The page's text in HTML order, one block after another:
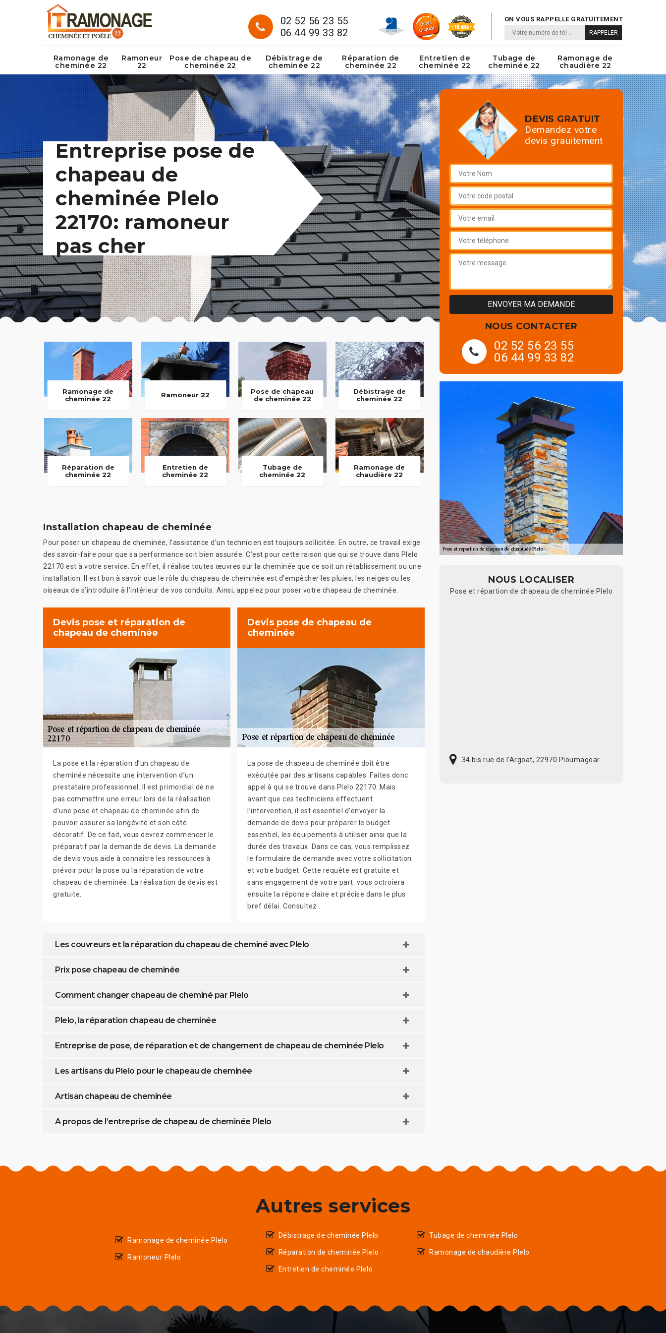
02 52 56 23 55
06 44 99 33 82
ON VOUS RAPPELLE GRATUITEMENT
Ramonage de
cheminée 22
Ramoneur
22
Pose de chapeau de
cheminée 22
Débistrage de
cheminée 22
Réparation de
cheminée 22
Entretien de
cheminée 22
Tubage de
cheminée 22
Ramonage de
chaudière 22
Entreprise pose de
chapeau de
cheminée Plelo
22170: ramoneur
pas cher
Ramonage de
cheminée 22
Ramoneur 22
Pose de chapeau
de cheminée 22
Débistrage de
cheminée 22
Réparation de
cheminée 22
Entretien de
cheminée 22
Tubage de
cheminée 22
Ramonage de
chaudière 22
Installation chapeau de cheminée
Pour poser un chapeau de cheminée, l’assistance d’un technicien est toujours sollicitée. En outre, ce travail exige
des savoir-faire pour que sa performance soit bien assurée. C’est pour cette raison que qui se trouve dans Plelo
22170 est à votre service. En effet, il réalise toutes œuvres sur la cheminée que ce soit un rétablissement ou une
installation. Il est bon à savoir que le rôle du chapeau de cheminée est d’empêcher les pluies, les neiges ou les
oiseaux de s’introduire à l’intérieur de vos conduits. Ainsi, appelez pour poser votre chapeau de cheminée.
Devis pose et réparation de
chapeau de cheminée
La pose et la réparation d’un chapeau de
cheminée nécessite une intervention d’un
prestataire professionnel. Il est primordial de ne
pas commettre une erreur lors de la réalisation
d’une pose et chapeau de cheminée afin de
pouvoir assurer sa longévité et son côté
décoratif. De ce fait, vous devrez commencer le
préparatif par la demande de devis. La demande
de devis vous aide à connaitre les ressources à
prévoir pour la pose ou la réparation de votre
chapeau de cheminée. La réalisation de devis est
gratuite.
Devis pose de chapeau de
cheminée
La pose de chapeau de cheminée doit être
exécutée par des artisans capables. Faites donc
appel à qui se trouve dans Plelo 22170. Mais
avant que ces techniciens effectuent
l’intervention, il est essentiel d’envoyer la
demande de devis pour préparer le budget
essentiel, les équipements à utiliser ainsi que la
durée des travaux. Dans ce cas, vous remplissez
le formulaire de demande avec votre sollicitation
et votre budget. Cette requête est gratuite et
sans engagement de votre part. vous octroiera
ensuite la réponse claire et précise dans le plus
bref délai. Consultez .
Les couvreurs et la réparation du chapeau de cheminé avec Plelo
Prix pose chapeau de cheminée
Comment changer chapeau de cheminé par Plelo
Plelo, la réparation chapeau de cheminée
Entreprise de pose, de réparation et de changement de chapeau de cheminée Plelo
Les artisans du Plelo pour le chapeau de cheminée
Artisan chapeau de cheminée
A propos de l’entreprise de chapeau de cheminée Plelo
DEVIS GRATUIT
Demandez votre
devis grauitement
NOUS CONTACTER
02 52 56 23 55
06 44 99 33 82
NOUS LOCALISER
Pose et répartion de chapeau de cheminée Plelo
34 bis rue de l'Argoat, 22970 Ploumagoar
Autres services
Ramonage de cheminée Plelo
Ramoneur Plelo
Débistrage de cheminée Plelo
Réparation de cheminée Plelo
Entretien de cheminée Plelo
Tubage de cheminée Plelo
Ramonage de chaudière Plelo